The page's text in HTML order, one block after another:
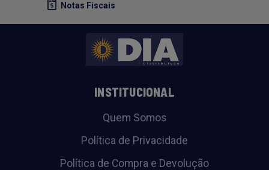
Notas Fiscais
INSTITUCIONAL
Quem Somos
Política de Privacidade
Política de Compra e Devolução